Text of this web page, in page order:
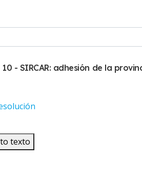
10 - SIRCAR: adhesión de la
texto